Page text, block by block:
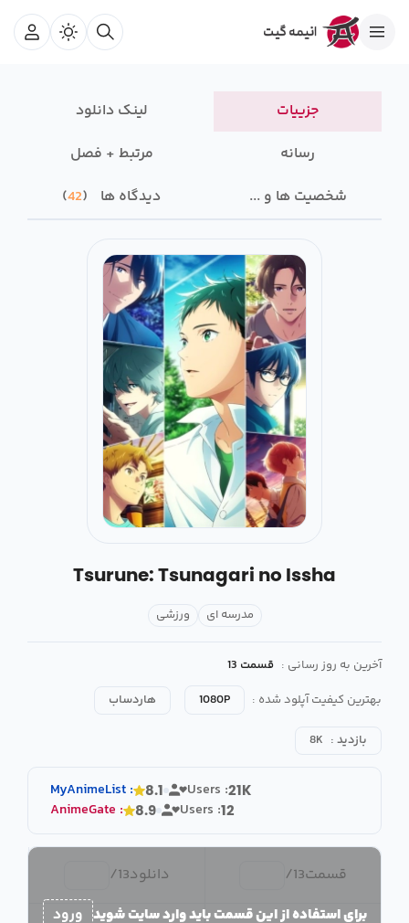
جزییات
لینک دانلود
رسانه‌
مرتبط + فصل
شخصیت ها و ...
دیدگاه ها 42
Tsurune: Tsunagari no Issha
مدرسه ای ورزشی
آخرین به روز رسانی : قسمت 13
بهترین کیفیت آپلود شده :
1080P هاردساب
بازدید : 8K
MyAnimeList : 8.1 Users :21K
AnimeGate : 8.9 Users :12
قسمت13
/ دانلود13
/
برای استفاده از این قسمت باید وارد سایت شوید ورود